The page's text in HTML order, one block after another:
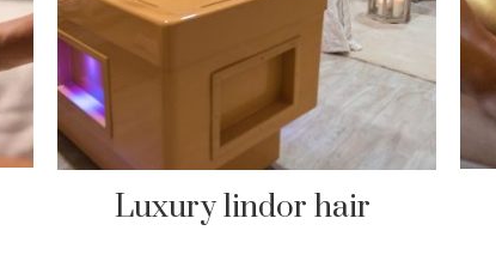
Luxury lindor hair